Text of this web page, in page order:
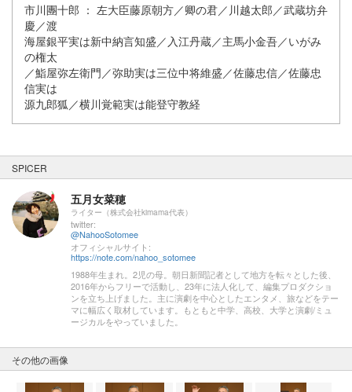
市川團十郎 ： 左大臣藤原朝方／卿の君／川越太郎／武蔵坊弁
慶／渡
海屋銀平実は新中納言知盛／入江丹蔵／主馬小金吾／いがみ
の権太
／鮨屋弥左衛門／弥助実は三位中将維盛／佐藤忠信／佐藤忠
信実は
源九郎狐／横川覚範実は能登守教経
SPICER
五月女菜穂
ライター（株式会社kimama代表）
twitter:
@NahooSotomee
オフィシャルサイト:
https://note.com/nahoo_sotomee
1988年生まれ。2児の母。朝日新聞記者として地方を転々とした後、
2016年からフリーで活動し、23年に法人化して、編集プロダクショ
ンを立ち上げました。主に演劇を中心としたエンタメ、旅などをテー
マに幅広く取材しています。もともと中学、高校、大学と演劇/ミュ
ージカルをやっていました。
その他の画像